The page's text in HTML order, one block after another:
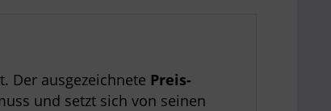
Der ausgezeichnete Preis-
und setzt sich von seinen